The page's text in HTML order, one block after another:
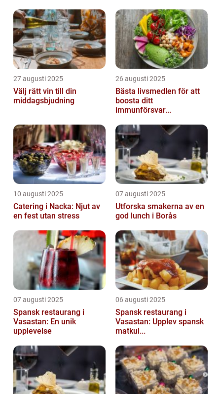
27 augusti 2025
Välj rätt vin till din
middagsbjudning
26 augusti 2025
Bästa livsmedlen för att
boosta ditt
immunförsvar...
10 augusti 2025
Catering i Nacka: Njut av
en fest utan stress
07 augusti 2025
Utforska smakerna av en
god lunch i Borås
07 augusti 2025
Spansk restaurang i
Vasastan: En unik
upplevelse
06 augusti 2025
Spansk restaurang i
Vasastan: Upplev spansk
matkul...